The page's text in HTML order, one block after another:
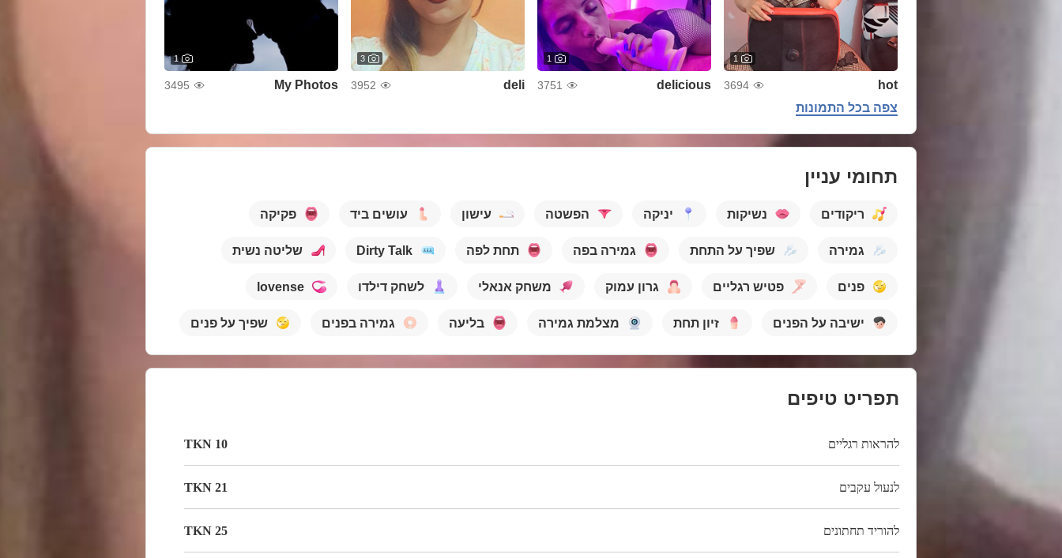
1
hot
3694
1
delicious
3751
3
deli
3952
1
My Photos
3495
צפה בכל התמונות
תחומי עניין
ריקודים נשיקות יניקה הפשטה עישון עושים ביד פקיקה
גמירה שפיך על התחת גמירה בפה תחת לפה Dirty Talk שליטה נשית
פנים פטיש רגליים גרון עמוק משחק אנאלי לשחק דילדו lovense
ישיבה על הפנים זיון תחת מצלמת גמירה בליעה גמירה בפנים שפיך על פנים
תפריט טיפים
להראות רגליים 10 TKN
לנעול עקבים 21 TKN
להוריד תחתונים 25 TKN